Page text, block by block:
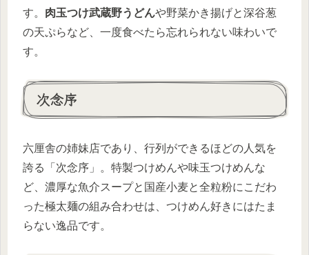
す。 肉玉つけ武蔵野うどんや野菜かき揚げと深谷葱
の天ぷらなど、一度食べたら忘れられない味わいで
す。
次念序
六厘舎の姉妹店であり、行列ができるほどの人気を
誇る「次念序」。特製つけめんや味玉つけめんな
ど、濃厚な魚介スープと国産小麦と全粒粉にこだわ
った極太麺の組み合わせは、つけめん好きにはたま
らない逸品です。